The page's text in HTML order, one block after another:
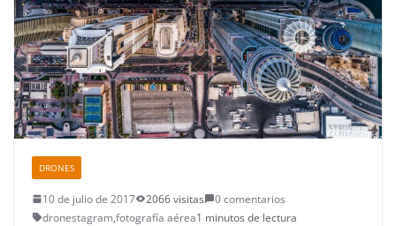
DRONES
10 de julio de 2017 2066 visitas
0 comentarios
dronestagram,fotografía aérea1 minutos de lectura